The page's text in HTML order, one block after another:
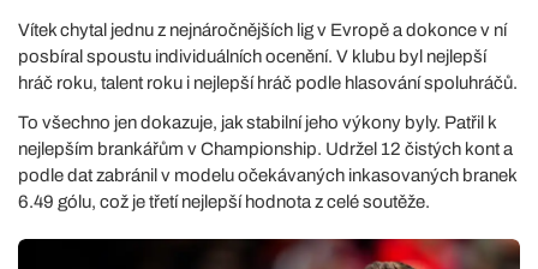
Vítek chytal jednu z nejnáročnějších lig v Evropě a dokonce v ní
posbíral spoustu individuálních ocenění. V klubu byl nejlepší
hráč roku, talent roku i nejlepší hráč podle hlasování spoluhráčů.
To všechno jen dokazuje, jak stabilní jeho výkony byly. Patřil k
nejlepším brankářům v Championship. Udržel 12 čistých kont a
podle dat zabránil v modelu očekávaných inkasovaných branek
6.49 gólu, což je třetí nejlepší hodnota z celé soutěže.